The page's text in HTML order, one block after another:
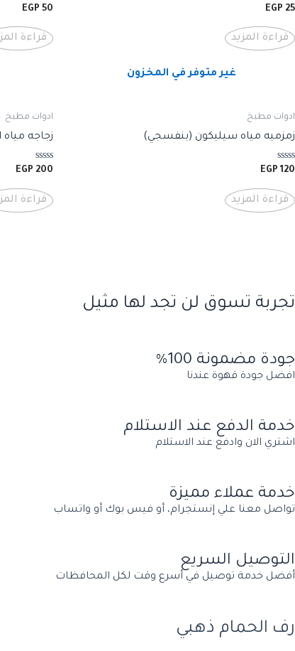
تم
من
5
25
EGP
قراءة المزيد
تم
من
5
50
EGP
قراءة
غير متوفر في المخزون
ادوات مطبخ
زمزميه مياه سيليكون (بنفسجي)
تم
من
5
120
EGP
قراءة المزيد
ادوات مطبخ
زجاجه
تم
من
5
200
EGP
قراءة
تجربة تسوق لن تجد لها مثيل
جودة مضمونة 100%
افضل جودة قهوة عندنا
خدمة الدفع عند الاستلام
اشتري الان وادفع عند الاستلام
خدمة عملاء مميزة
تواصل معنا علي إنستجرام، أو فيس بوك أو واتساب
التوصيل السريع
أفضل خدمة توصيل في أسرع وقت لكل المحافظات
رف الحمام ذهبي